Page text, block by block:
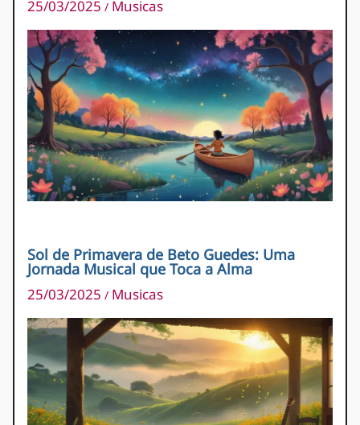
25/03/2025 / Musicas
Sol de Primavera de Beto Guedes: Uma
Jornada Musical que Toca a Alma
25/03/2025 / Musicas